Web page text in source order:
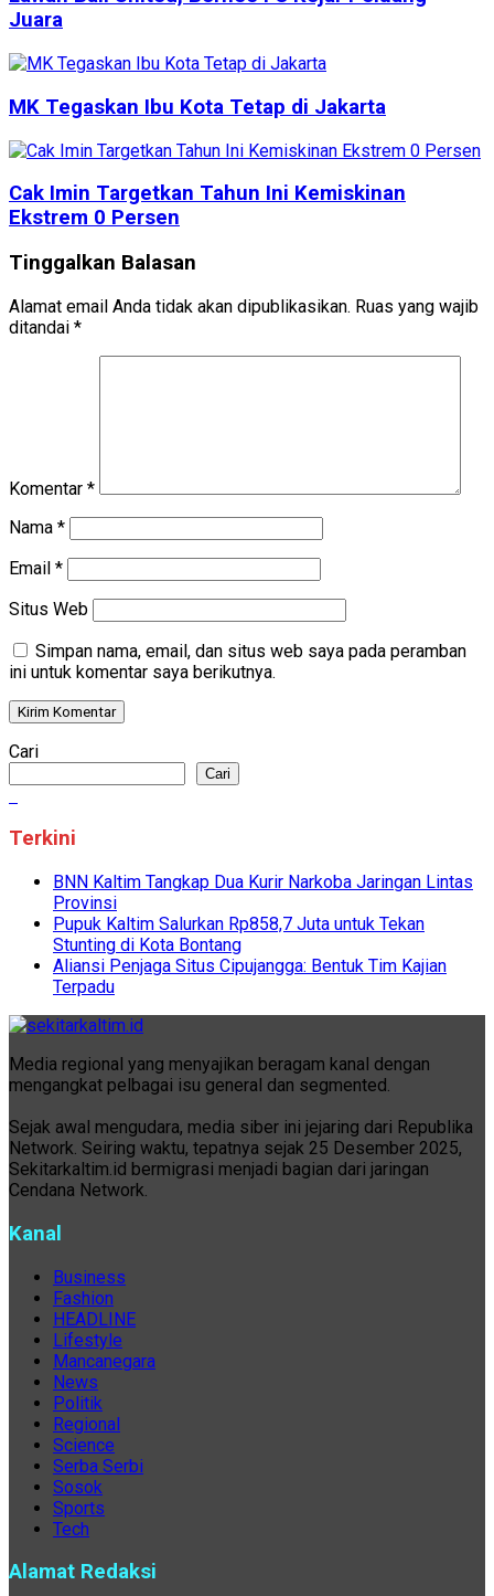
Juara
MK Tegaskan Ibu Kota Tetap di Jakarta
Cak Imin Targetkan Tahun Ini Kemiskinan
Ekstrem 0 Persen
Tinggalkan Balasan
Alamat email Anda tidak akan dipublikasikan. Ruas yang wajib
ditandai *
Komentar *
Nama *
Email *
Situs Web
Simpan nama, email, dan situs web saya pada peramban
ini untuk komentar saya berikutnya.
Cari
Cari
Terkini
BNN Kaltim Tangkap Dua Kurir Narkoba Jaringan Lintas
Provinsi
Pupuk Kaltim Salurkan Rp858,7 Juta untuk Tekan
Stunting di Kota Bontang
Aliansi Penjaga Situs Cipujangga: Bentuk Tim Kajian
Terpadu
Media regional yang menyajikan beragam kanal dengan
mengangkat pelbagai isu general dan segmented.
Sejak awal mengudara, media siber ini jejaring dari Republika
Network. Seiring waktu, tepatnya sejak 25 Desember 2025,
Sekitarkaltim.id bermigrasi menjadi bagian dari jaringan
Cendana Network.
Kanal
Business
Fashion
HEADLINE
Lifestyle
Mancanegara
News
Politik
Regional
Science
Serba Serbi
Sosok
Sports
Tech
Alamat Redaksi